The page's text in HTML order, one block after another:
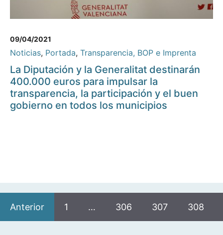
09/04/2021
Noticias, Portada, Transparencia, BOP e Imprenta
La Diputación y la Generalitat destinarán
400.000 euros para impulsar la
transparencia, la participación y el buen
gobierno en todos los municipios
Anterior 1 … 306 307 308